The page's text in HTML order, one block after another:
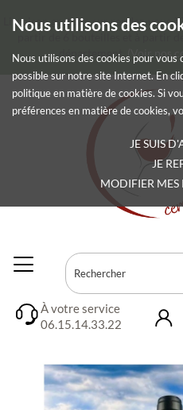
Nous utilisons des
Nous utilisons des cookies pour
possible sur notre site Internet. En
politique en matière de cookies. Si
préférences en matière de cookies,
JE SUIS
JE
MODIFIER MES
Livraison gratuite sur rendez-vous
département.
(Voir nos
À votre service
06.15.14.33.22